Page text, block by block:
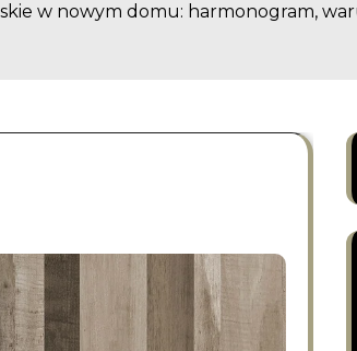
w nowym domu: harmonogram,